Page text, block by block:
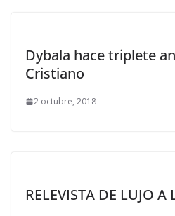
Dybala hace triplete
Cristiano
2 octubre, 2018
RELEVISTA DE LUJO A